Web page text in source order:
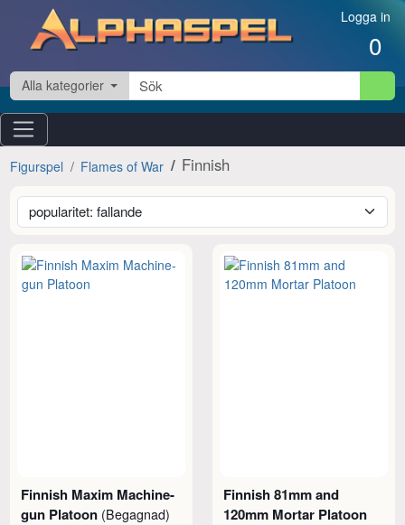
Hoppa till innehåll Logga in
0
Alla kategorier
Figurspel Flames of War Finnish
Finnish Maxim Machine-
gun Platoon (Begagnad)
Finnish 81mm and
120mm Mortar Platoon